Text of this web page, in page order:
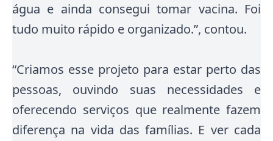
água e ainda consegui tomar vacina. Foi
tudo muito rápido e organizado.”, contou.
“Criamos esse projeto para estar perto das
pessoas, ouvindo suas necessidades e
oferecendo serviços que realmente fazem
diferença na vida das famílias. E ver cada